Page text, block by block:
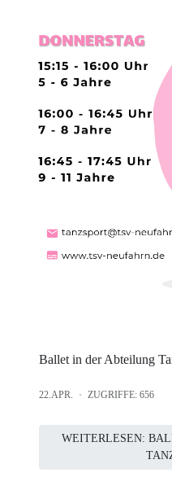
Ballet in der Abteilung
22.APR. ZUGRIFFE: 656
WEITERLESEN: